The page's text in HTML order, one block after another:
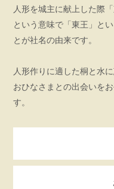
人形を城主に献上した際
という意味で「東王」と
とが社名の由来です。
人形作りに適した桐と水
おひなさまとの出会いを
す。